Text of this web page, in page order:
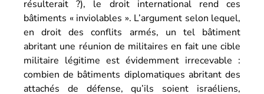
résulterait ?), le droit international rend ces
bâtiments « inviolables ». L’argument selon lequel,
en droit des conflits armés, un tel bâtiment
abritant une réunion de militaires en fait une cible
militaire légitime est évidemment irrecevable :
combien de bâtiments diplomatiques abritant des
attachés de défense, qu’ils soient israéliens,